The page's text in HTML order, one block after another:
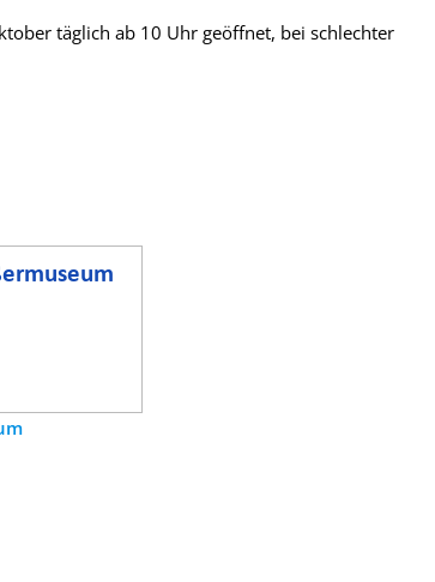
täglich ab 10 Uhr geöffnet, bei schlechter